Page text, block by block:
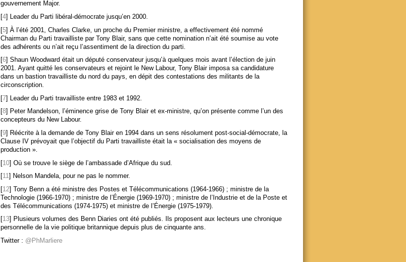
gouvernement Major.
[4] Leader du Parti libéral-démocrate jusqu’en 2000.
[5] À l’été 2001, Charles Clarke, un proche du Premier ministre, a effectivement été nommé
Chairman du Parti travailliste par Tony Blair, sans que cette nomination n’ait été soumise au vote
des adhérents ou n’ait reçu l’assentiment de la direction du parti.
[6] Shaun Woodward était un député conservateur jusqu’à quelques mois avant l’élection de juin
2001. Ayant quitté les conservateurs et rejoint le New Labour, Tony Blair imposa sa candidature
dans un bastion travailliste du nord du pays, en dépit des contestations des militants de la
circonscription.
[7] Leader du Parti travailliste entre 1983 et 1992.
[8] Peter Mandelson, l’éminence grise de Tony Blair et ex-ministre, qu’on présente comme l’un des
concepteurs du New Labour.
[9] Réécrite à la demande de Tony Blair en 1994 dans un sens résolument post-social-démocrate, la
Clause IV prévoyait que l’objectif du Parti travailliste était la « socialisation des moyens de
production ».
[10] Où se trouve le siège de l’ambassade d’Afrique du sud.
[11] Nelson Mandela, pour ne pas le nommer.
[12] Tony Benn a été ministre des Postes et Télécommunications (1964-1966) ; ministre de la
Technologie (1966-1970) ; ministre de l’Énergie (1969-1970) ; ministre de l’Industrie et de la Poste et
des Télécommunications (1974-1975) et ministre de l’Énergie (1975-1979).
[13] Plusieurs volumes des Benn Diaries ont été publiés. Ils proposent aux lecteurs une chronique
personnelle de la vie politique britannique depuis plus de cinquante ans.
Twitter : @PhMarliere